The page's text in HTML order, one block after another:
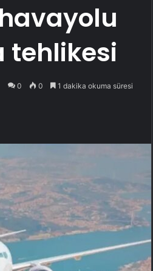
tehlikesi
0 0 1 dakika okuma süresi